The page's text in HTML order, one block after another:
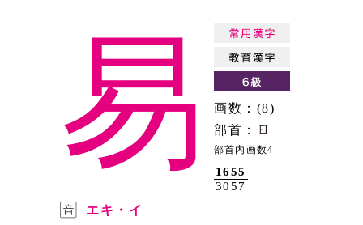
易
画数：(8)
部首：
部首内画数4
1655
3057
エキ・イ